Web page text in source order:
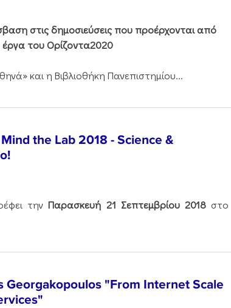
στις δημοσιεύσεις που προέρχονται από
έργα του Ορίζοντα2020
και η Βιβλιοθήκη Πανεπιστημίου...
the Lab 2018 - Science &
τηνΠαρασκευή 21 Σεπτεμβρίου 2018στο
Georgakopoulos "From Internet Scale